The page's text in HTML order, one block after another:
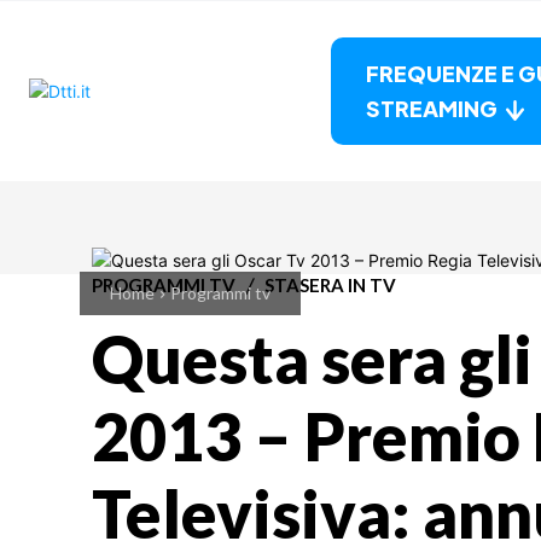
FREQUENZE E
STREAMING
Home Programmi tv
PROGRAMMI TV STASERA IN TV
Questa sera
2013 – Premio
Televisiva: